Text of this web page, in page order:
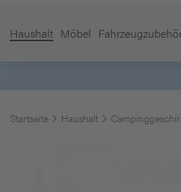
Haushalt Möbel
Startseite Haushalt